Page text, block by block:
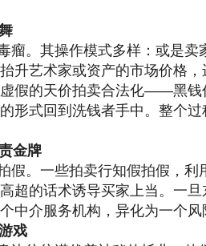
瘤。其操作模式多样：或是
升艺术家或资产的市场价格
假的天价拍卖合法化——黑钱
形式回到洗钱者手中。整个
金牌
假。一些拍卖行知假拍假，
超的话术诱导买家上当。一
中介服务机构，异化为一个风
戏